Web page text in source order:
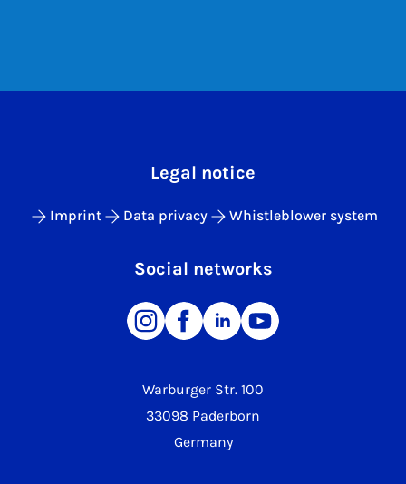
Warburger Str. 100
33098 Paderborn
Germany
Legal notice
Imprint Data privacy Whistleblower system
Social networks